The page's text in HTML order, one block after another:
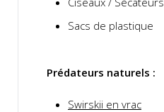
Sacs de plastique
Prédateurs naturels :
Swirskii en vrac